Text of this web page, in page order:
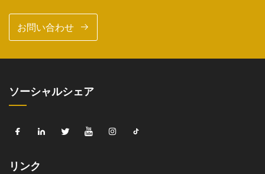
お問い合わせ
ソーシャルシェア
リンク